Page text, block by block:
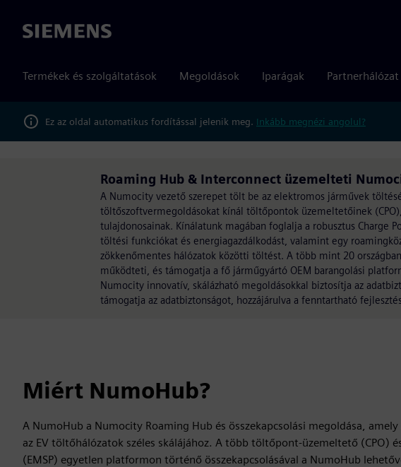
Siemens
Termékek és szolgáltatások Megoldások Iparágak Partnerhálózat
Ez az oldal automatikus fordítással jelenik meg. Inkább megnézi angolul?
Roaming Hub & Interconnect üzemelteti
A Numocity vezető szerepet tölt be az elektromos járművek
töltőszoftvermegoldásokat kínál töltőpontok üzemeltetőinek
tulajdonosainak. Kínálatunk magában foglalja a robusztus Charge
töltési funkciókat és energiagazdálkodást, valamint egy
zökkenőmentes hálózatok közötti töltést. A több mint 20
működteti, és támogatja a fő járműgyártó OEM barangolási
Numocity innovatív, skálázható megoldásokkal biztosítja az
támogatja az adatbiztonságot, hozzájárulva a fenntartható
Miért NumoHub?
A NumoHub a Numocity Roaming Hub és összekapcsolási megoldása,
az EV töltőhálózatok széles skálájához. A több töltőpont-üzemeltető (CPO)
(EMSP) egyetlen platformon történő összekapcsolásával a NumoHub